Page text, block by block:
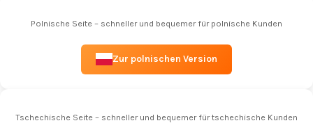
Polnische Seite – schneller und bequemer für polnische Kunden
Zur polnischen Version
Tschechische Seite – schneller und bequemer für tschechische Kunden